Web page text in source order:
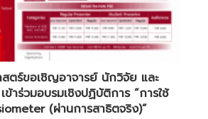
ตร์ขอเชิญอาจารย์ นักวิจัย และ
ข้าร่วมอบรมเชิงปฏิบัติการ “การใช้
(ผ่านการสาธิตจริง)”